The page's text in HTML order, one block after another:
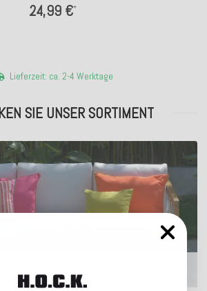
24,99 €*
Lieferzeit: ca. 2-4 Werktage
SIE UNSER SORTIMENT